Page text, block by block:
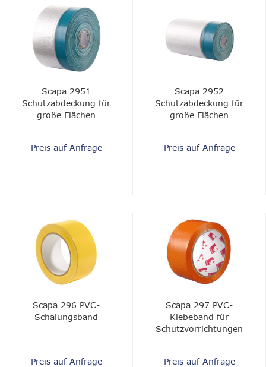
Scapa 2951
Schutzabdeckung für
große Flächen
Preis auf Anfrage
Scapa 2952
Schutzabdeckung für
große Flächen
Preis auf Anfrage
Scapa 296 PVC-
Schalungsband
Preis auf Anfrage
Scapa 297 PVC-
Klebeband für
Schutzvorrichtungen
Preis auf Anfrage